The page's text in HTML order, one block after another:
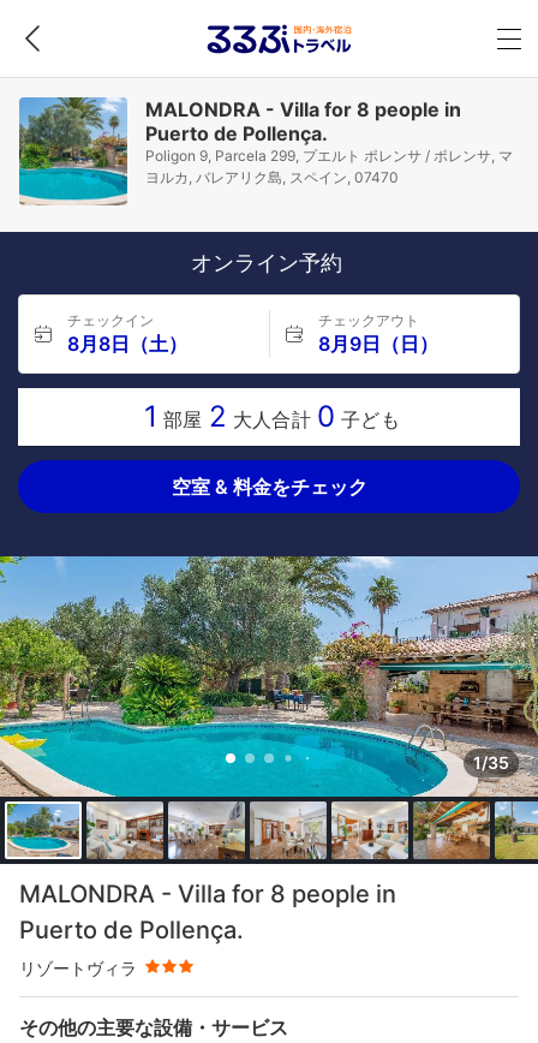
MALONDRA - Villa for 8 people in
Puerto de Pollença.
Poligon 9, Parcela 299, プエルト ポレンサ / ポレンサ, マ
ヨルカ, バレアリク島, スペイン, 07470
オンライン予約
チェックイン
8月8日（土）
チェックアウト
8月9日（日）
1 部屋 2 大人合計 0 子ども
空室 & 料金をチェック
1/35
MALONDRA - Villa for 8 people in
Puerto de Pollença.
リゾートヴィラ
星評価 3つ星
その他の主要な設備・サービス